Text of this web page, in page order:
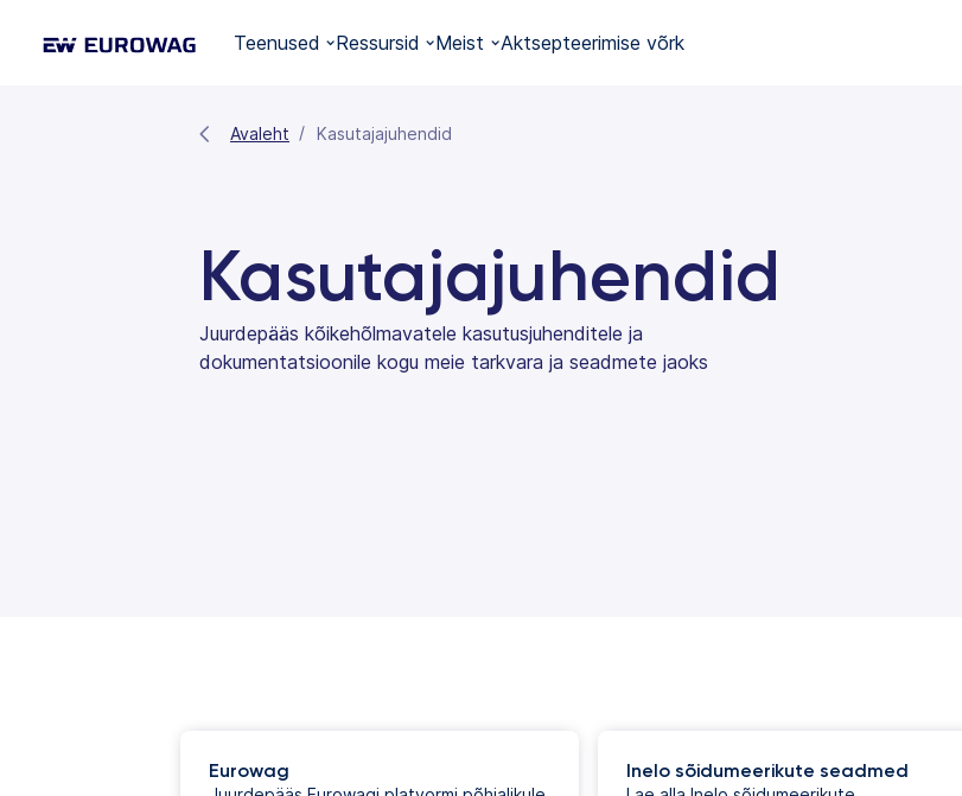
Teenused Ressursid Meist Aktsepteerimise võrk
Avaleht Kasutajajuhendid
Kasutajajuhendid
Juurdepääs kõikehõlmavatele kasutusjuhenditele ja
dokumentatsioonile kogu meie tarkvara ja seadmete jaoks
Eurowag Inelo sõidumeerikute seadmed